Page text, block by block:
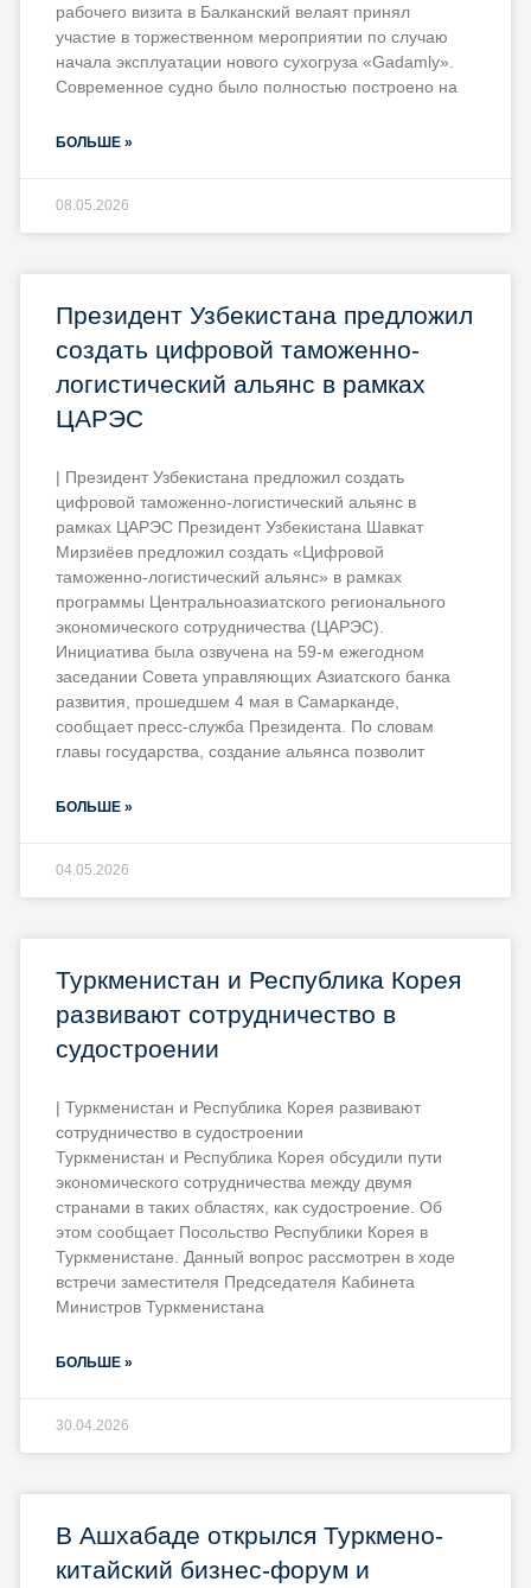
рабочего визита в Балканский велаят принял
участие в торжественном мероприятии по случаю
начала эксплуатации нового сухогруза «Gadamly».
Современное судно было полностью построено на
БОЛЬШЕ »
08.05.2026
Президент Узбекистана предложил
создать цифровой таможенно-
логистический альянс в рамках
ЦАРЭС
| Президент Узбекистана предложил создать
цифровой таможенно-логистический альянс в
рамках ЦАРЭС Президент Узбекистана Шавкат
Мирзиёев предложил создать «Цифровой
таможенно-логистический альянс» в рамках
программы Центральноазиатского регионального
экономического сотрудничества (ЦАРЭС).
Инициатива была озвучена на 59-м ежегодном
заседании Совета управляющих Азиатского банка
развития, прошедшем 4 мая в Самарканде,
сообщает пресс-служба Президента. По словам
главы государства, создание альянса позволит
БОЛЬШЕ »
04.05.2026
Туркменистан и Республика Корея
развивают сотрудничество в
судостроении
| Туркменистан и Республика Корея развивают
сотрудничество в судостроении
Туркменистан и Республика Корея обсудили пути
экономического сотрудничества между двумя
странами в таких областях, как судостроение. Об
этом сообщает Посольство Республики Корея в
Туркменистане. Данный вопрос рассмотрен в ходе
встречи заместителя Председателя Кабинета
Министров Туркменистана
БОЛЬШЕ »
30.04.2026
В Ашхабаде открылся Туркмено-
китайский бизнес-форум и